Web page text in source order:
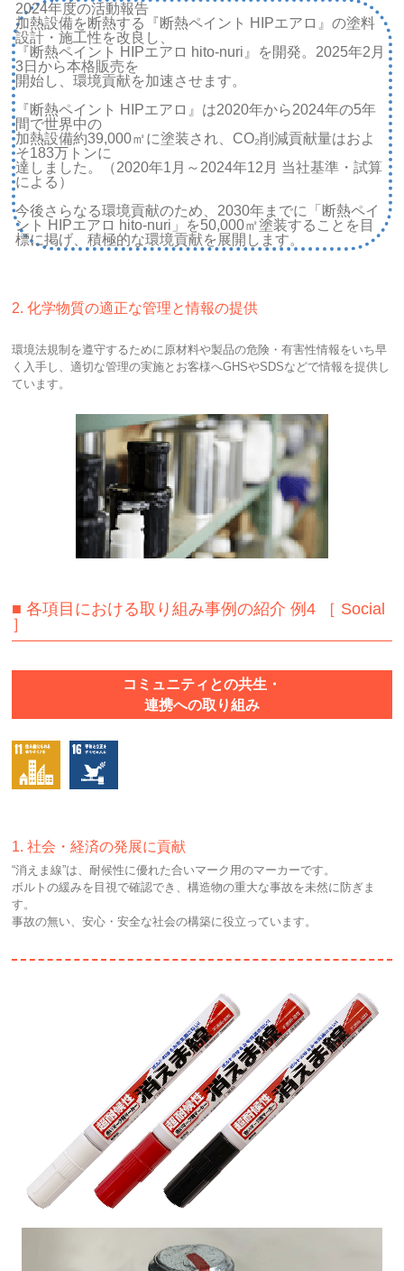
2024年度の活動報告
加熱設備を断熱する『断熱ペイント HIPエアロ』の塗料
設計・施工性を改良し、
『断熱ペイント HIPエアロ hito-nuri』を開発。2025年2月
3日から本格販売を
開始し、環境貢献を加速させます。
『断熱ペイント HIPエアロ』は2020年から2024年の5年
間で世界中の
加熱設備約39,000㎡に塗装され、CO₂削減貢献量はおよ
そ183万トンに
達しました。（2020年1月～2024年12月 当社基準・試算
による）
今後さらなる環境貢献のため、2030年までに「断熱ペイ
ント HIPエアロ hito-nuri」を50,000㎡塗装することを目
標に掲げ、積極的な環境貢献を展開します。
2. 化学物質の適正な管理と情報の提供
環境法規制を遵守するために原材料や製品の危険・有害性情報をいち早
く入手し、適切な管理の実施とお客様へGHSやSDSなどで情報を提供し
ています。
■ 各項目における取り組み事例の紹介 例4 ［ Social
］
コミュニティとの共生・
連携への取り組み
1. 社会・経済の発展に貢献
“消えま線”は、耐候性に優れた合いマーク用のマーカーです。
ボルトの緩みを目視で確認でき、構造物の重大な事故を未然に防ぎま
す。
事故の無い、安心・安全な社会の構築に役立っています。